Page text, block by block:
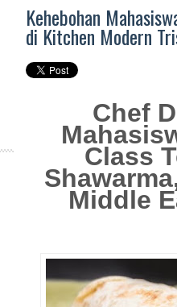
Kehebohan
di Kitchen Modern
Chef
Class
Middle